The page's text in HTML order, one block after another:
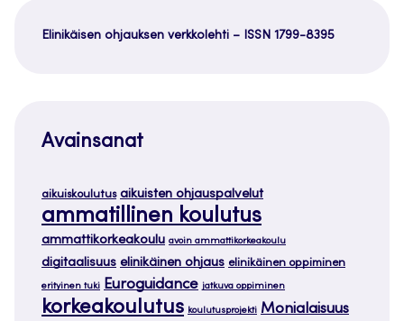
Elinikäisen ohjauksen verkkolehti – ISSN 1799-8395
Avainsanat
aikuiskoulutus aikuisten ohjauspalvelut
ammatillinen koulutus
ammattikorkeakoulu avoin ammattikorkeakoulu
digitaalisuus elinikäinen ohjaus elinikäinen oppiminen
erityinen tuki Euroguidance jatkuva oppiminen
korkeakoulutus koulutusprojekti Monialaisuus